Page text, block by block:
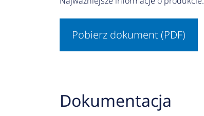
Pobierz dokument (PDF)
Dokumentacja